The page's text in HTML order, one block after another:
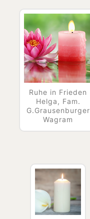
Ruhe in Frieden
Helga, Fam.
G.Grausenburger
Wagram